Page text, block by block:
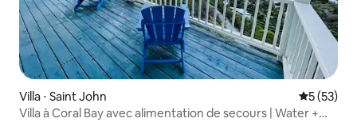
Villa ⋅ Saint John
5 (53)
Villa à Coral Bay avec alimentation de secours | Water +